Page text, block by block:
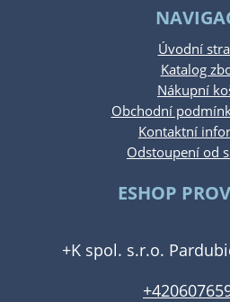
Úvodní
Katalog
Nákupní
Obchodní
Kontaktní
Odstoupení od
ESHOP
+K spol. s.r.o.